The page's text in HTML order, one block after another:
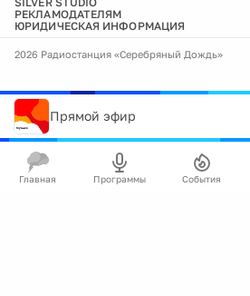
РЕКЛАМОДАТЕЛЯМ
ЮРИДИЧЕСКАЯ ИНФОРМАЦИЯ
2026 Радиостанция «Серебряный Дождь»
Прямой эфир
Главная Программы События